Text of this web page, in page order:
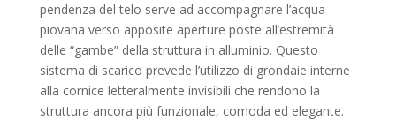
pendenza del telo serve ad accompagnare l’acqua
piovana verso apposite aperture poste all’estremità
delle “gambe” della struttura in alluminio. Questo
sistema di scarico prevede l’utilizzo di grondaie interne
alla cornice letteralmente invisibili che rendono la
struttura ancora più funzionale, comoda ed elegante.